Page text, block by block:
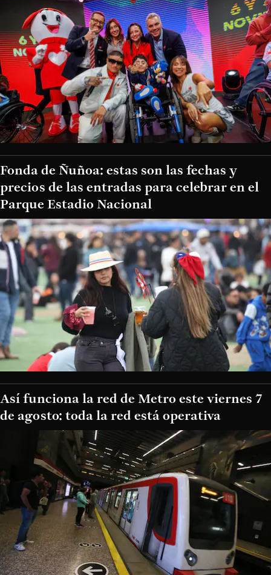
Fonda de Ñuñoa: estas son las fechas y
precios de las entradas para celebrar en el
Parque Estadio Nacional
Así funciona la red de Metro este viernes 7
de agosto: toda la red está operativa